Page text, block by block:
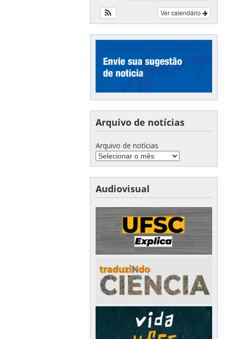
Ver calendário
Arquivo de notícias
Arquivo de notícias
Audiovisual